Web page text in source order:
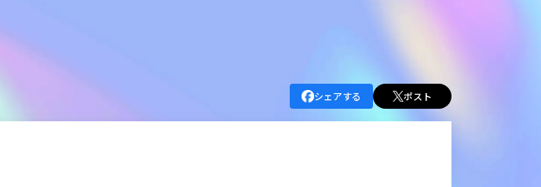
シェアする ポスト